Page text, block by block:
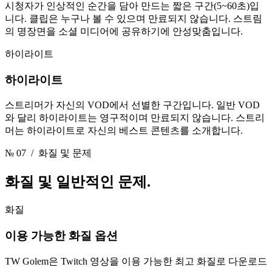
시청자가 인상적인 순간을 담아 만드는 짧은 구간(5~60초)입
니다. 클립은 누구나 볼 수 있으며 만료되지 않습니다. 스트림
의 명장면을 소셜 미디어에 공유하기에 안성맞춤입니다.
하이라이트
하이라이트
스트리머가 자신의 VOD에서 선별한 구간입니다. 일반 VOD
와 달리 하이라이트는 영구적이며 만료되지 않습니다. 스트리
머는 하이라이트로 자신의 베스트 콘텐츠를 소개합니다.
№ 07 / 화질 및 문제
화질 및 일반적인 문제.
화질
이용 가능한 화질 옵션
TW Golem은 Twitch 영상을 이용 가능한 최고 화질로 다운로드